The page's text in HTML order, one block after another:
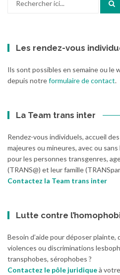
Les rendez-vous
Ils sont possibles en semaine ou le
depuis notreformulaire de contact.
La Team trans inter
Rendez-vous individuels, accueil
majeures ou mineures, avec ou
pour les personnes transgenres,
(TRANS@) et leur famille
Contactez la Team trans inter
Lutte contre
Besoin d’aide pour déposer plainte,
violences ou discriminations
transphobes, sérophobes ?
Contactez le pôle juridiqueà